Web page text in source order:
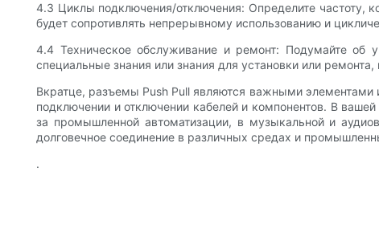
4.3 Циклы подключения/отключения: Определите частоту,
будет сопротивлять непрерывному использованию и
4.4 Техническое обслуживание и ремонт: Подумайте об
специальные знания или знания для установки или
Вкратце, разъемы Push Pull являются важными
подключении и отключении кабелей и компонентов. В
за промышленной автоматизации, в музыкальной и
долговечное соединение в различных средах и
.